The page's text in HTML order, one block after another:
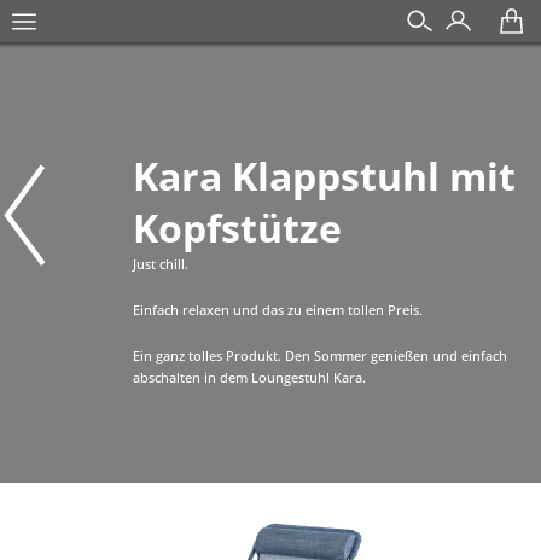
Kara Klappstuhl mit
Kopfstütze
Just chill.
Einfach relaxen und das zu einem tollen Preis.
Ein ganz tolles Produkt. Den Sommer genießen und einfach
abschalten in dem Loungestuhl Kara.